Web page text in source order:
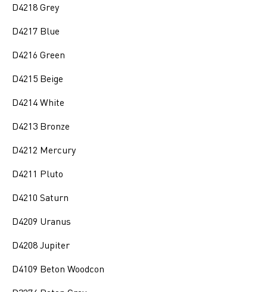
D4218 Grey
D4217 Blue
D4216 Green
D4215 Beige
D4214 White
D4213 Bronze
D4212 Mercury
D4211 Pluto
D4210 Saturn
D4209 Uranus
D4208 Jupiter
D4109 Beton Woodcon